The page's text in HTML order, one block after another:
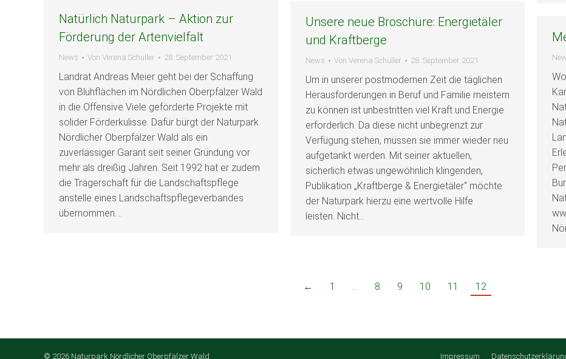
Natürlich Naturpark – Aktion zur
Förderung der Artenvielfalt
News Von Verena Schuller 28. September 2021
Landrat Andreas Meier geht bei der Schaffung
von Blühflächen im Nördlichen Oberpfälzer Wald
in die Offensive Viele geförderte Projekte mit
solider Förderkulisse. Dafür bürgt der Naturpark
Nördlicher Oberpfälzer Wald als ein
zuverlässiger Garant seit seiner Gründung vor
mehr als dreißig Jahren. Seit 1992 hat er zudem
die Trägerschaft für die Landschaftspflege
anstelle eines Landschaftspflegeverbandes
übernommen.…
Unsere neue Broschüre: Energietäler
und Kraftberge
News Von Verena Schuller 28. September 2021
Um in unserer postmodernen Zeit die täglichen
Herausforderungen in Beruf und Familie meistern
zu können ist unbestritten viel Kraft und Energie
erforderlich. Da diese nicht unbegrenzt zur
Verfügung stehen, müssen sie immer wieder neu
aufgetankt werden. Mit seiner aktuellen,
sicherlich etwas ungewöhnlich klingenden,
Publikation „Kraftberge & Energietäler“ möchte
der Naturpark hierzu eine wertvolle Hilfe
leisten. Nicht…
← 1 … 8 9 10 11 12
© 2026 Naturpark Nördlicher Oberpfälzer Wald Impressum